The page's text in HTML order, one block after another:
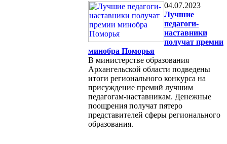
04.07.2023
Лучшие
педагоги-
наставники
получат премии
минобра Поморья
В министерстве образования
Архангельской области подведены
итоги регионального конкурса на
присуждение премий лучшим
педагогам-наставникам. Денежные
поощрения получат пятеро
представителей сферы регионального
образования.